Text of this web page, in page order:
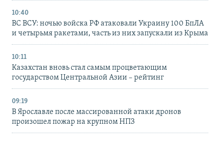
10:40
ВС ВСУ: ночью войска РФ атаковали Украину 100 БпЛА
и четырьмя ракетами, часть из них запускали из Крыма
10:11
Казахстан вновь стал самым процветающим
государством Центральной Азии – рейтинг
09:19
В Ярославле после массированной атаки дронов
произошел пожар на крупном НПЗ